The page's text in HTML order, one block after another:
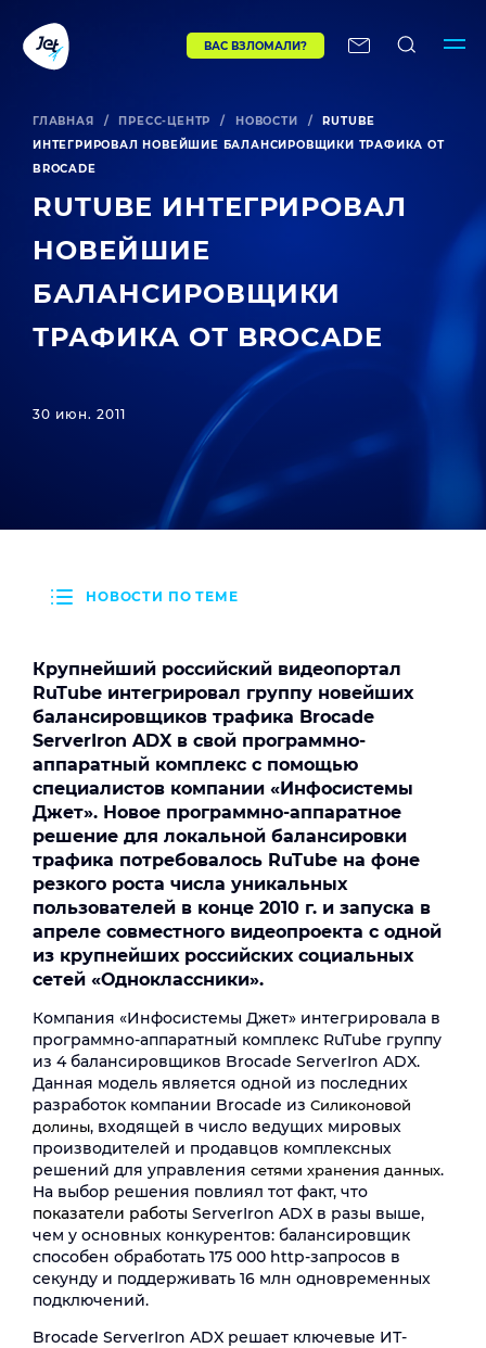
ВАС ВЗЛОМАЛИ?
ГЛАВНАЯ / ПРЕСС-ЦЕНТР / НОВОСТИ /
RUTUBE
ИНТЕГРИРОВАЛ НОВЕЙШИЕ БАЛАНСИРОВЩИКИ ТРАФИКА ОТ
BROCADE
RUTUBE ИНТЕГРИРОВАЛ
НОВЕЙШИЕ
БАЛАНСИРОВЩИКИ
ТРАФИКА ОТ BROCADE
30 июн. 2011
НОВОСТИ ПО ТЕМЕ
Крупнейший российский видеопортал
RuTube интегрировал группу новейших
балансировщиков трафика Brocade
ServerIron ADXв свой программно-
аппаратный комплекс с помощью
специалистов компании «Инфосистемы
Джет». Новое программно-аппаратное
решение для локальной балансировки
трафика потребовалось RuTube на фоне
резкого роста числа уникальных
пользователей в конце 2010 г. и запуска в
апреле совместного видеопроекта с одной
из крупнейших российских социальных
сетей «Одноклассники».
Компания «Инфосистемы Джет» интегрировала в
программно-аппаратный комплекс RuTube группу
из 4 балансировщиков Brocade ServerIron ADX.
Данная модель является одной из последних
разработок компании Brocade из Силиконовой
долины, входящей в число ведущих мировых
производителей и продавцов комплексных
решений для управления сетями хранения данных.
На выбор решения повлиял тот факт, что
показатели работы ServerIron ADX в разы выше,
чем у основных конкурентов: балансировщик
способен обработать 175 000 http-запросов в
секунду и поддерживать 16 млн одновременных
подключений.
Brocade ServerIron ADX решает ключевые ИТ-